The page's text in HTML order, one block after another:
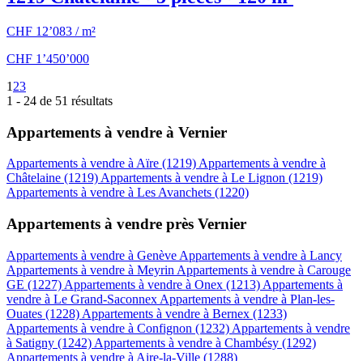
CHF 12’083 / m²
CHF 1’450’000
1 23
1 - 24 de 51 résultats
Appartements à vendre à Vernier
Appartements à vendre à Aïre (1219) Appartements à vendre à
Châtelaine (1219) Appartements à vendre à Le Lignon (1219)
Appartements à vendre à Les Avanchets (1220)
Appartements à vendre près Vernier
Appartements à vendre à Genève Appartements à vendre à Lancy
Appartements à vendre à Meyrin Appartements à vendre à Carouge
GE (1227) Appartements à vendre à Onex (1213) Appartements à
vendre à Le Grand-Saconnex Appartements à vendre à Plan-les-
Ouates (1228) Appartements à vendre à Bernex (1233)
Appartements à vendre à Confignon (1232) Appartements à vendre
à Satigny (1242) Appartements à vendre à Chambésy (1292)
Appartements à vendre à Aire-la-Ville (1288)